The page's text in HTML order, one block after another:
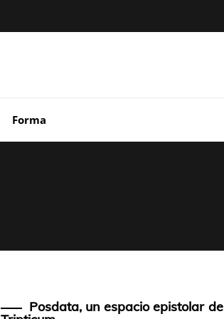
Forma
Posdata, un espacio epistolar de